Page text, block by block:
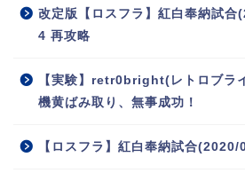
改定版【ロスフラ】紅白奉納試
4 再攻略
【実験】retr0bright(レトロブラ
機黄ばみ取り、無事成功！
【ロスフラ】紅白奉納試合